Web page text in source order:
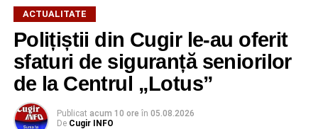
ACTUALITATE
Polițiștii din Cugir le-au oferit
sfaturi de siguranță seniorilor
de la Centrul „Lotus”
Publicat acum 10 ore în 05.08.2026
De Cugir INFO